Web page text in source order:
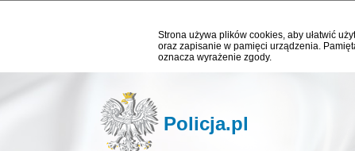
Strona używa plików cookies, aby ułatwić
oraz zapisanie w pamięci urządzenia.
oznacza wyrażenie zgody.
Policja.pl